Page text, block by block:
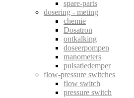
spare-parts
dosering - meting
chemie
Dosatron
ontkalking
doseerpompen
manometers
pulsatiedemper
flow-pressure switches
flow switch
pressure switch